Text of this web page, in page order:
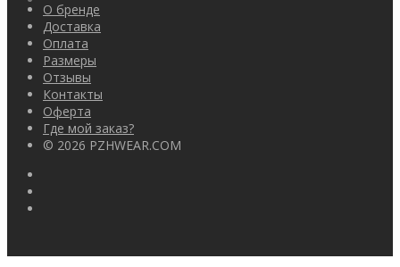
О бренде
Доставка
Оплата
Размеры
Отзывы
Контакты
Оферта
Где мой заказ?
© 2026 PZHWEAR.COM